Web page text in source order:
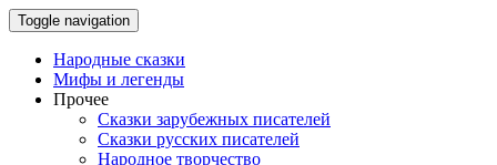
Toggle navigation
Народные сказки
Мифы и легенды
Прочее
Сказки зарубежных писателей
Сказки русских писателей
Народное творчество